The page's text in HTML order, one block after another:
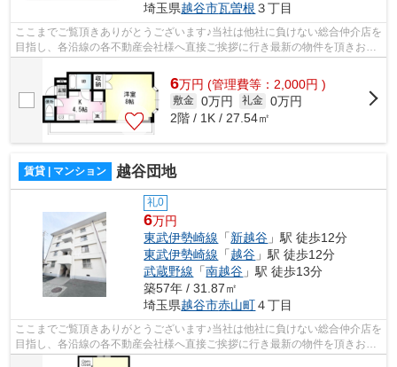
埼玉県越谷市瓦曽根 ３丁目
ここまでご覧頂きありがとうございます♪当社は他社に負けない総合仲介店を
目指し、各沿線の各不動産会社様へ直接ご挨拶に行き最新の物件を頂きお客
6万円 (管理費等：2,000円 )
敷金 0万円 礼金 0万円
2階 / 1K / 27.54㎡
賃貸 | マンション 越谷団地
礼0
6万円
東武伊勢崎線 「新越谷 」駅 徒歩12分
東武伊勢崎線 「越谷 」駅 徒歩12分
武蔵野線 「南越谷 」駅 徒歩13分
築57年 / 31.87㎡
埼玉県越谷市赤山町４丁目
ここまでご覧頂きありがとうございます♪当社は他社に負けない総合仲介店を
目指し、各沿線の各不動産会社様へ直接ご挨拶に行き最新の物件を頂きお客
様へ提供しております！最新の情報は...